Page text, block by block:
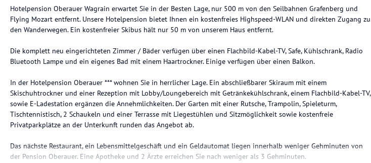
Hotelpension Oberauer Wagrain erwartet Sie in der Besten Lage, nur 500 m von den Seilbahnen Grafenberg und
Flying Mozart entfernt. Unsere Hotelpension bietet Ihnen ein kostenfreies Highspeed-WLAN und direkten Zugang zu
den Wanderwegen. Ein kostenfreier Skibus hält nur 50 m von unserem Haus entfernt.
Die komplett neu eingerichteten Zimmer / Bäder verfügen über einen Flachbild-Kabel-TV, Safe, Kühlschrank, Radio
Bluetooth Lampe und ein eigenes Bad mit einem Haartrockner. Einige verfügen über einen Balkon.
In der Hotelpension Oberauer *** wohnen Sie in herrlicher Lage. Ein abschließbarer Skiraum mit einem
Skischuhtrockner und einer Rezeption mit Lobby/Loungebereich mit Getränkekühlschrank, einem Flachbild-Kabel-TV,
sowie E-Ladestation ergänzen die Annehmlichkeiten. Der Garten mit einer Rutsche, Trampolin, Spieleturm,
Tischtennistisch, 2 Schaukeln und einer Terrasse mit Liegestühlen und Sitzmöglichkeit sowie kostenfreie
Privatparkplätze an der Unterkunft runden das Angebot ab.
Das nächste Restaurant, ein Lebensmittelgeschäft und ein Geldautomat liegen innerhalb weniger Gehminuten von
der Pension Oberauer. Eine Apotheke und 2 Ärzte erreichen Sie nach weniger als 3 Gehminuten.